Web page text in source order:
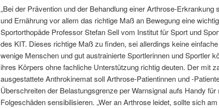
„Bei der Prävention und der Behandlung einer Arthrose-Erkrankung
und Ernährung vor allem das richtige Maß an Bewegung eine
Sportorthopäde Professor Stefan Sell vom Institut für Sport und
des KIT. Dieses richtige Maß zu finden, sei allerdings keine
wenige Menschen und gut austrainierte Sportlerinnen und Sportler
ihres Körpers ohne fachliche Unterstützung richtig deuten. Der mit
ausgestattete Anthrokinemat soll Arthrose-Patientinnen und -
Überschreiten der Belastungsgrenze per Warnsignal aufs Handy für
Folgeschäden sensibilisieren. „Wer an Arthrose leidet, sollte sich